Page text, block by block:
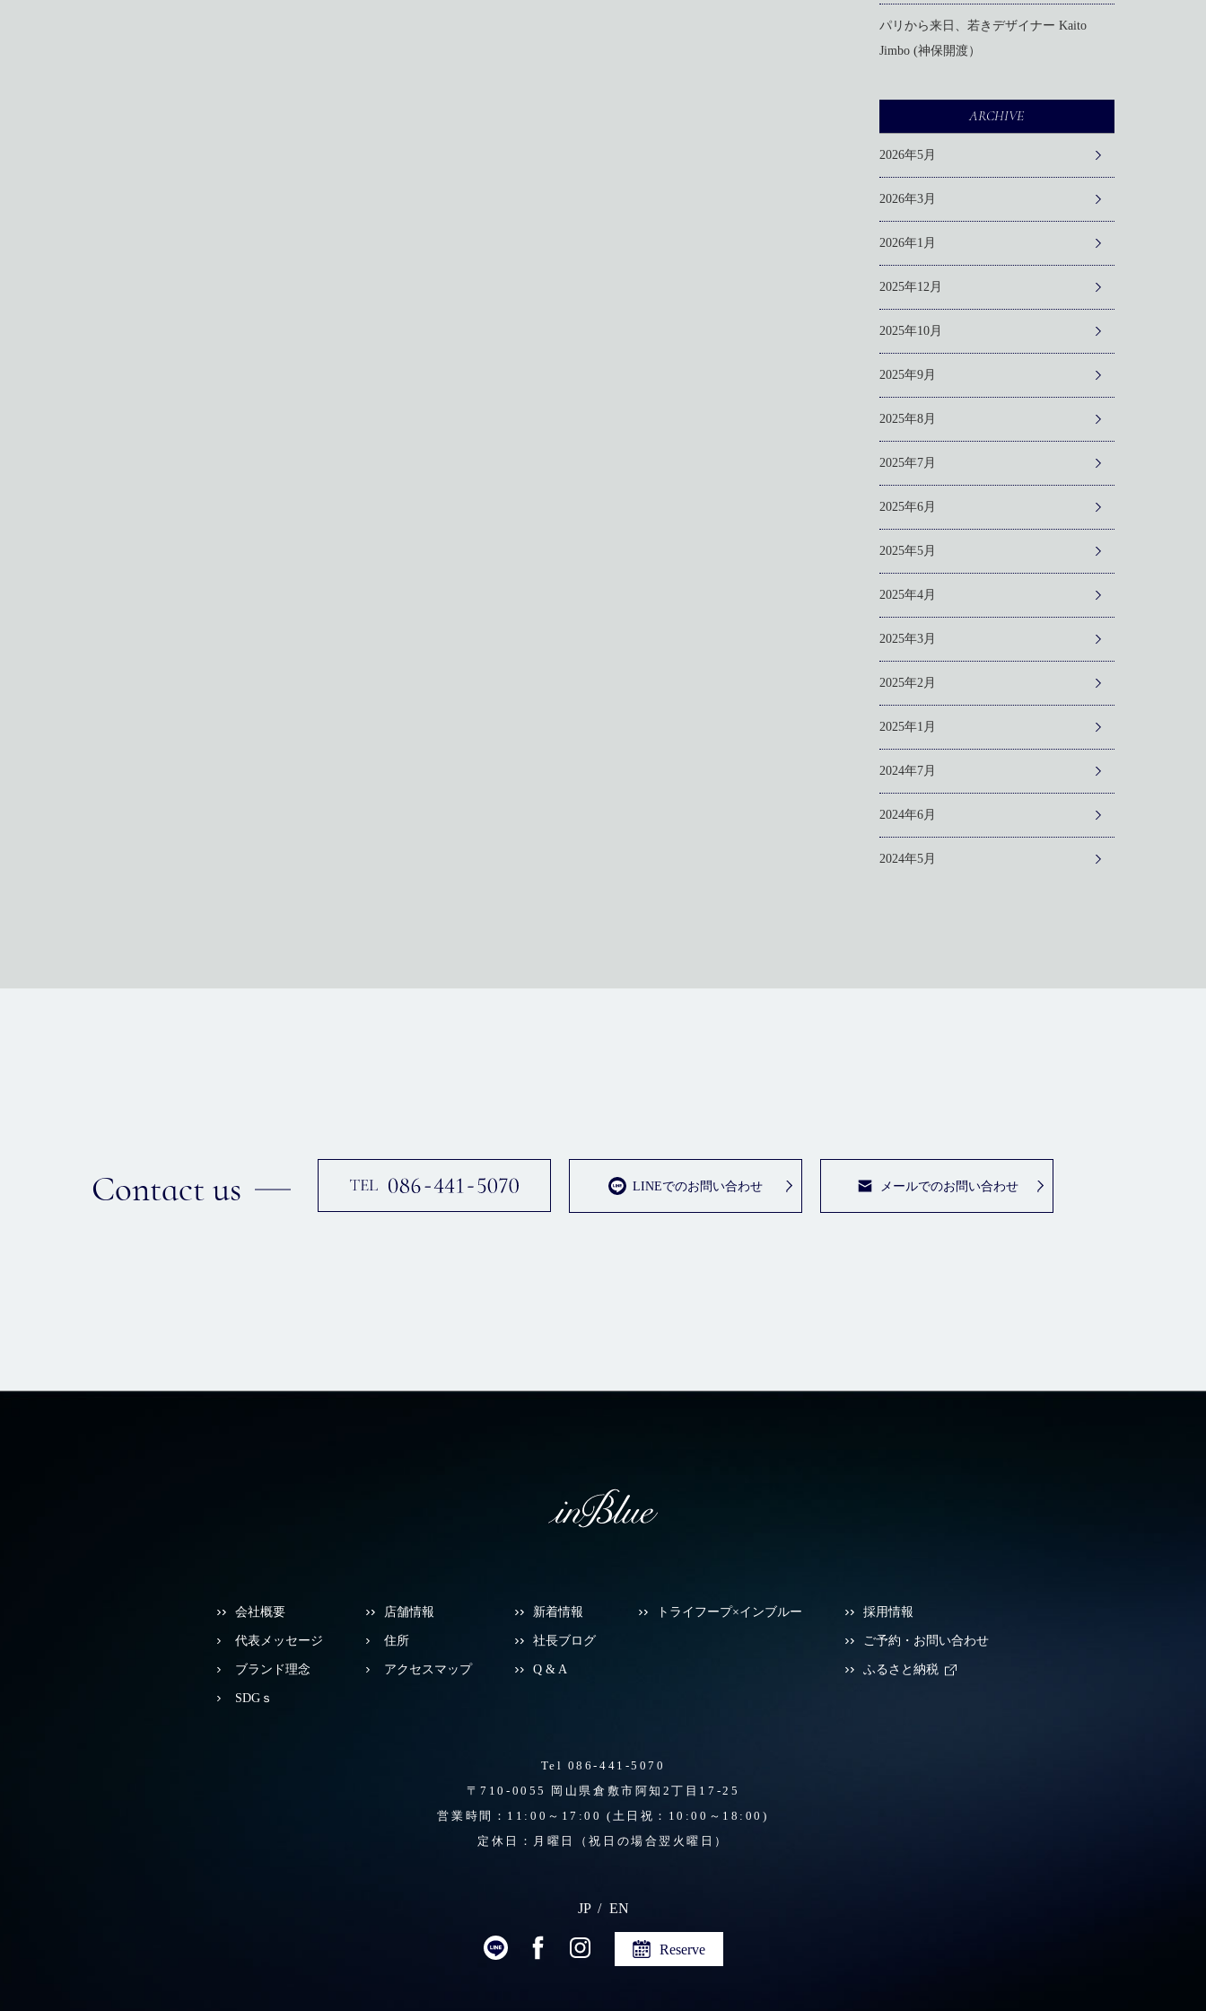
パリから来日、若きデザイナー Kaito
Jimbo (神保開渡）
ARCHIVE
2026年5月
2026年3月
2026年1月
2025年12月
2025年10月
2025年9月
2025年8月
2025年7月
2025年6月
2025年5月
2025年4月
2025年3月
2025年2月
2025年1月
2024年7月
2024年6月
2024年5月
Contact us LINEでのお問い合わせ メールでのお問い合わせ
会社概要
代表メッセージ
ブランド理念
SDGｓ
店舗情報
住所
アクセスマップ
新着情報
社長ブログ
Q & A
トライフープ×インブルー 採用情報
ご予約・お問い合わせ
ふるさと納税
Tel 086-441-5070
〒710-0055 岡山県倉敷市阿知2丁目17-25
営業時間：11:00～17:00 (土日祝：10:00～18:00)
定休日：月曜日（祝日の場合翌火曜日）
JP EN
Reserve